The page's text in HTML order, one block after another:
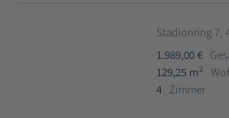
Stadionring 7,
1.989,00 €
129,25 m2
4 Zimmer